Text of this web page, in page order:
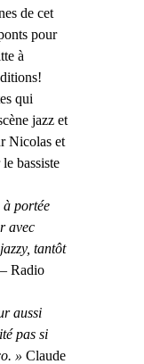
de cet
pour
à
qui
jazz et
Nicolas et
bassiste
à portée
avec
tantôt
– Radio
aussi
pas si
» Claude